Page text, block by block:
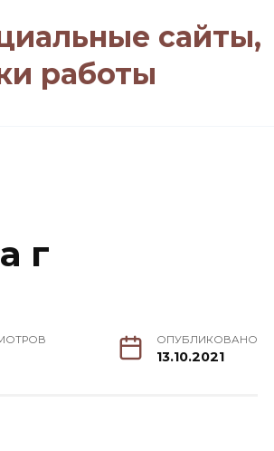
сайты,
работы
г
ОПУБЛИКОВАНО
13.10.2021